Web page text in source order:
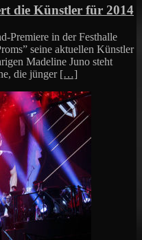
die Künstler für 2014
Premiere in der Festhalle
seine aktuellen Künstler
Madeline Juno steht
die jünger […]